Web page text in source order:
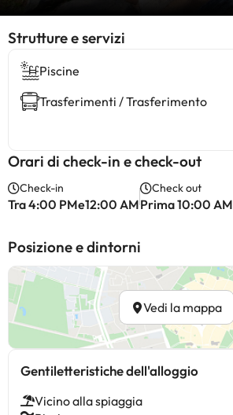
​Strutture e servizi
Piscine
Trasferimenti / Trasferimento
Orari di check-in e check-out
Check-in
Tra 4:00 PMe12:00 AM
Check out
Prima 10:00 AM
Posizione e dintorni
Vedi la mappa
Gentiletteristiche dell'alloggio
Vicino alla spiaggia